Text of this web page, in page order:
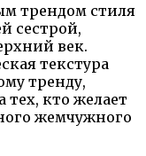
трендом стиля
сестрой,
век.
текстура
тренду,
тех, кто желает
жемчужного